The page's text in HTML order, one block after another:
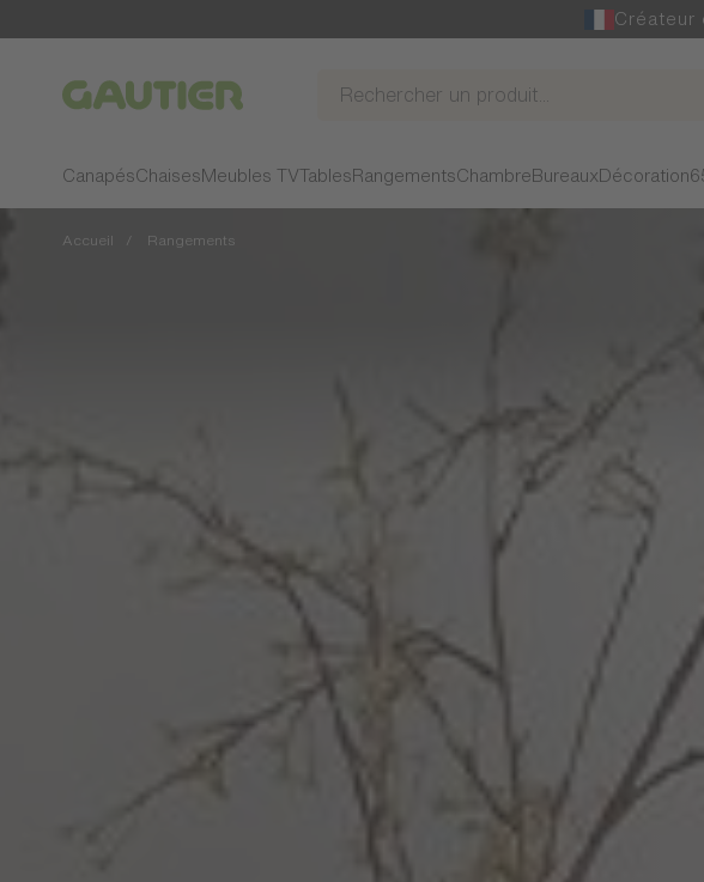
Créateur
Gautier
CanapésChaises Meubles TVTables RangementsChambre Bureaux Décoration
Accueil Rangements